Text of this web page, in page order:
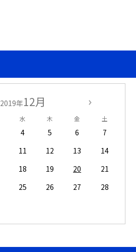
2019年12月
水 木 金 土
4 5 6
7
11 12 13
14
18 19 20
21
25 26 27
28